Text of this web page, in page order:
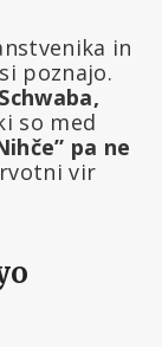
in
poznajo.
so med
pa ne
vir